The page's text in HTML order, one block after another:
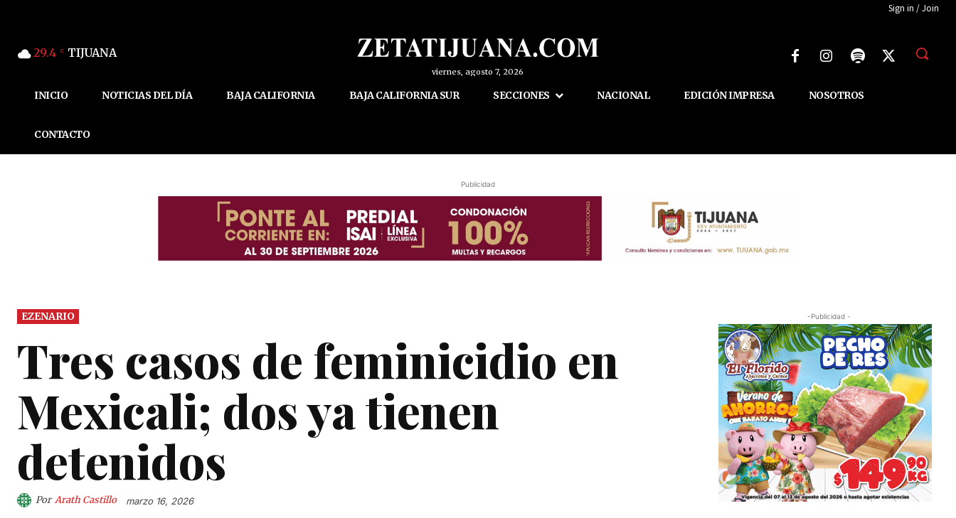
Sign in / Join
29.4 C TIJUANA
viernes, agosto 7, 2026
INICIO NOTICIAS DEL DÍA BAJA CALIFORNIA BAJA CALIFORNIA SUR SECCIONES NACIONAL EDICIÓN IMPRESA NOSOTROS
CONTACTO
Publicidad
EZENARIO
Tres casos de feminicidio en
Mexicali; dos ya tienen
detenidos
Por Arath Castillo marzo 16, 2026
-Publicidad -